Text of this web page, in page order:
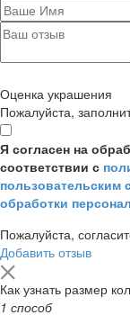
Оценка украшения
Пожалуйста,
Я согласен на
соответствии с
пользовательским
обработки
Пожалуйста,
Добавить отзыв
Как узнать размер
1 способ